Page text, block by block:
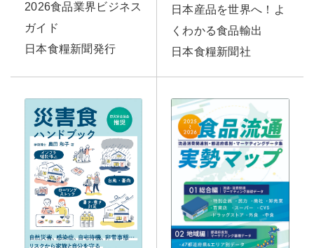
2026食品業界ビジネス
ガイド
日本食糧新聞発行
日本産品を世界へ！よ
くわかる食品輸出
日本食糧新聞社